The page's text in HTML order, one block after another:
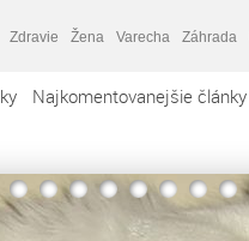
Zdravie Žena Varecha Záhrada
Najkomentovanejšie články